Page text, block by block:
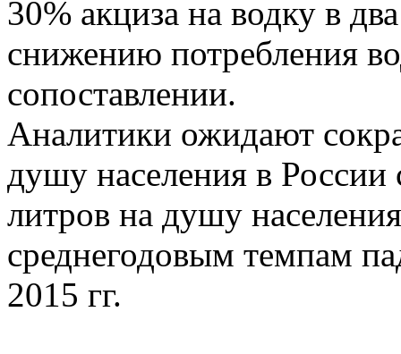
30% акциза на водку в
снижению потребления
сопоставлении.
Аналитики ожидают
душу населения в России
литров на душу
среднегодовым темпам
2015 гг.